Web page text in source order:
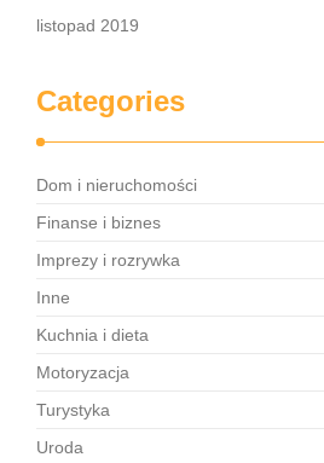
listopad 2019
Categories
Dom i nieruchomości
Finanse i biznes
Imprezy i rozrywka
Inne
Kuchnia i dieta
Motoryzacja
Turystyka
Uroda